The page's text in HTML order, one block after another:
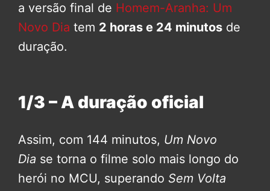
a versão final de Homem-Aranha: Um
Novo Dia tem 2 horas e 24 minutos de
duração.
1/3 – A duração oficial
Assim, com 144 minutos, Um Novo
Dia se torna o filme solo mais longo do
herói no MCU, superando Sem Volta